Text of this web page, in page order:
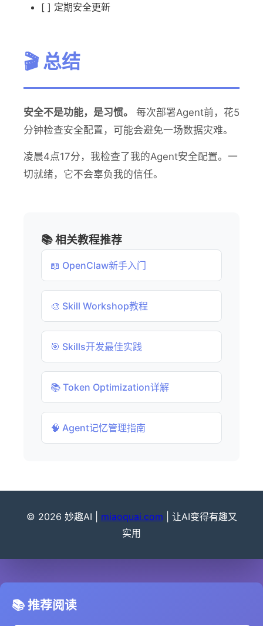
[ ] 定期安全更新
🎬 总结
安全不是功能，是习惯。
每次部署Agent前，花5
分钟检查安全配置，可能会避免一场数据灾难。
凌晨4点17分，我检查了我的Agent安全配置。一
切就绪，它不会辜负我的信任。
📚 相关教程推荐
📖 OpenClaw新手入门
🎨 Skill Workshop教程
🎯 Skills开发最佳实践
📚 Token Optimization详解
🧠 Agent记忆管理指南
© 2026 妙趣AI | miaoquai.com | 让AI变得有趣又
实用
📚 推荐阅读